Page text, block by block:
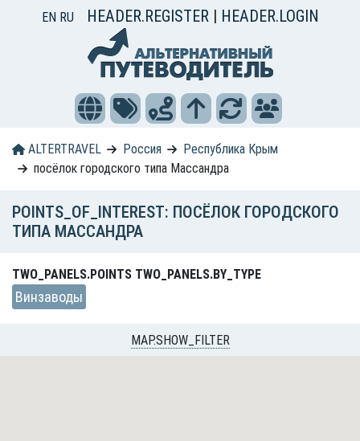
EN RU HEADER.REGISTER | HEADER.LOGIN
ALTERTRAVEL Россия
Республика Крым
посёлок городского типа Массандра
POINTS_OF_INTEREST: ПОСЁЛОК ГОРОДСКОГО
ТИПА МАССАНДРА
TWO_PANELS.POINTS TWO_PANELS.BY_TYPE
Винзаводы
MAP.SHOW_FILTER